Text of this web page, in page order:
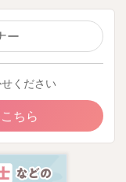
ー
ください
ちら